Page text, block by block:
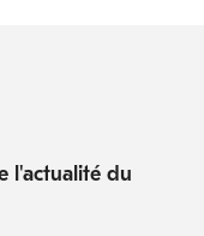
l'actualité du